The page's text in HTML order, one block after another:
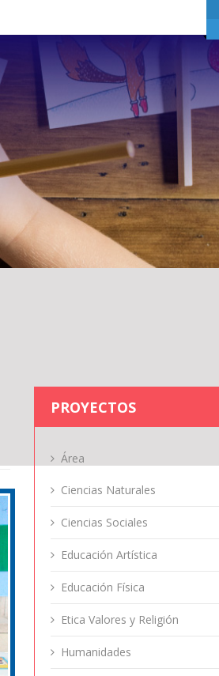
PROYECTOS
Área
Ciencias Naturales
Ciencias Sociales
Educación Artística
Educación Física
Etica Valores y Religión
Humanidades